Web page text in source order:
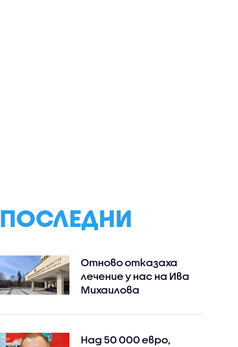
ПОСЛЕДНИ
Отново отказаха
лечение у нас на Ива
Михаилова
Над 50 000 евро,